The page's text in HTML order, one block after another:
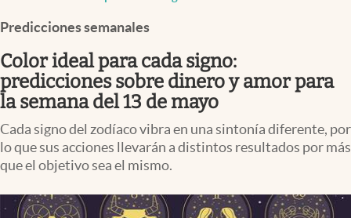
Espiritual
Streaming
PC y mobile
Lifestyle
USA
Predicciones semanales
Color ideal para cada signo:
predicciones sobre dinero y amor para
la semana del 13 de mayo
Cada signo del zodíaco vibra en una sintonía diferente, por
lo que sus acciones llevarán a distintos resultados por más
que el objetivo sea el mismo.